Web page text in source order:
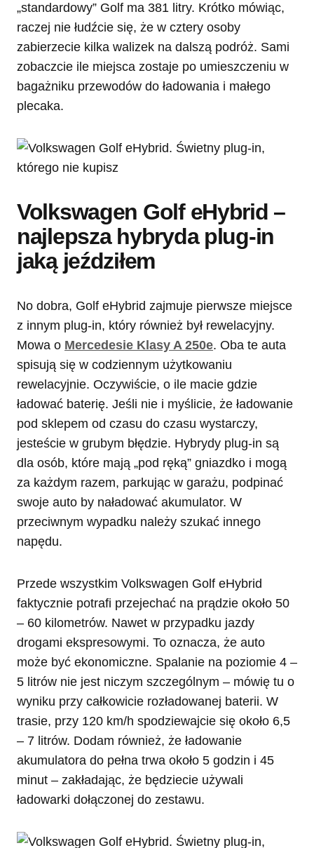
„standardowy” Golf ma 381 litry. Krótko mówiąc,
raczej nie łudźcie się, że w cztery osoby
zabierzecie kilka walizek na dalszą podróż. Sami
zobaczcie ile miejsca zostaje po umieszczeniu w
bagażniku przewodów do ładowania i małego
plecaka.
Volkswagen Golf eHybrid –
najlepsza hybryda plug-in
jaką jeździłem
No dobra, Golf eHybrid zajmuje pierwsze miejsce
z innym plug-in, który również był rewelacyjny.
Mowa o Mercedesie Klasy A 250e. Oba te auta
spisują się w codziennym użytkowaniu
rewelacyjnie. Oczywiście, o ile macie gdzie
ładować baterię. Jeśli nie i myślicie, że ładowanie
pod sklepem od czasu do czasu wystarczy,
jesteście w grubym błędzie. Hybrydy plug-in są
dla osób, które mają „pod ręką” gniazdko i mogą
za każdym razem, parkując w garażu, podpinać
swoje auto by naładować akumulator. W
przeciwnym wypadku należy szukać innego
napędu.
Przede wszystkim Volkswagen Golf eHybrid
faktycznie potrafi przejechać na prądzie około 50
– 60 kilometrów. Nawet w przypadku jazdy
drogami ekspresowymi. To oznacza, że auto
może być ekonomiczne. Spalanie na poziomie 4 –
5 litrów nie jest niczym szczególnym – mówię tu o
wyniku przy całkowicie rozładowanej baterii. W
trasie, przy 120 km/h spodziewajcie się około 6,5
– 7 litrów. Dodam również, że ładowanie
akumulatora do pełna trwa około 5 godzin i 45
minut – zakładając, że będziecie używali
ładowarki dołączonej do zestawu.